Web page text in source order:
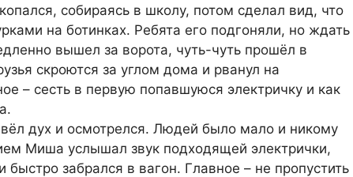
собираясь в школу, потом сделал вид, что
на ботинках. Ребята его подгоняли, но ждать
вышел за ворота, чуть-чуть прошёл в
скроются за углом дома и рванул на
– сесть в первую попавшуюся электричку и как
дух и осмотрелся. Людей было мало и никому
Миша услышал звук подходящей электрички,
забрался в вагон. Главное – не пропустить